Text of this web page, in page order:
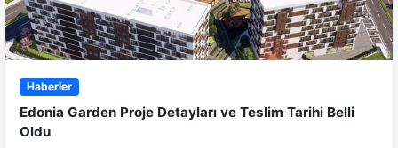
Haberler
Edonia Garden Proje Detayları ve Teslim Tarihi Belli
Oldu